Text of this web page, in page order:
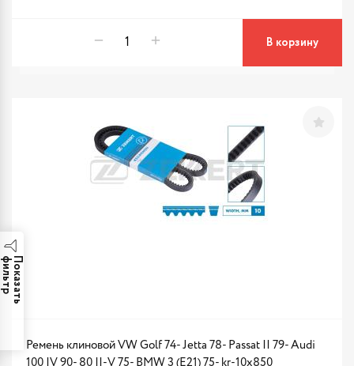
П
о
к
а
з
а
т
ь
ф
и
л
ь
т
В корзину
Ремень клиновой VW Golf 74- Jetta 78- Passat II 79- Audi
100 IV 90- 80 II-V 75- BMW 3 (E21) 75- kr-10x850